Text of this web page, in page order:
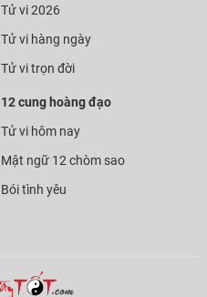
Tử vi 2026
Tử vi hàng ngày
Tử vi trọn đời
12 cung hoàng đạo
Tử vi hôm nay
Mật ngữ 12 chòm sao
Bói tình yêu